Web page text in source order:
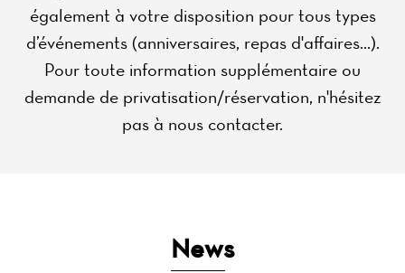
également à votre disposition pour tous types
d’événements (anniversaires, repas d'affaires...).
Pour toute information supplémentaire ou
demande de privatisation/réservation, n'hésitez
pas à nous contacter.
News